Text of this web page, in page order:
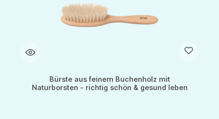
Bürste aus feinem Buchenholz mit
Naturborsten - richtig schön & gesund leben